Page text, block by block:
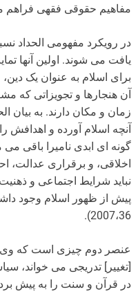
مفاهیم حقوقی فقهی فراهم
در رویکرد مفهومی الحداد
یافت می شوند. اولین آنها
برای اسلام به عنوان یک
آن هنجارها و تجویزاتی که
زمان و مکان دارند. به بیان
آنچه اسلام آورده و اهدافش
گونه ای ابدی نامیرا باقی می
اخلاقی، و برقراری عدالت،
نباید شرایط اجتماعی و
پیش از ظهور اسلام وجود
2007،36).
عنصر دوم چیزی است که وی
[تغییر] تدریجی می خواند،
در قرآن و سنت را به پیش